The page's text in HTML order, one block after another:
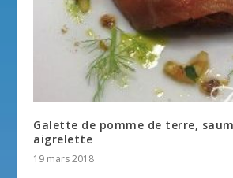
Galette de pomme de terre,
aigrelette
19 mars 2018